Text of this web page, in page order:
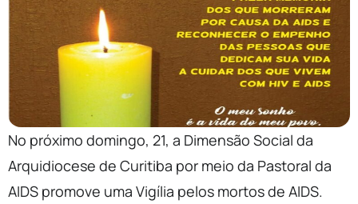
No próximo domingo, 21, a Dimensão Social da
Arquidiocese de Curitiba por meio da Pastoral da
AIDS promove uma Vigília pelos mortos de AIDS.